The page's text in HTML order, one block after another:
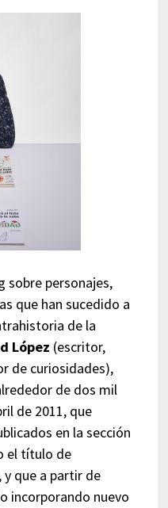
sobre personajes,
que han sucedido a
de la
López (escritor,
de curiosidades),
de dos mil
de 2011, que
en la sección
el título de
y que a partir de
incorporando nuevo